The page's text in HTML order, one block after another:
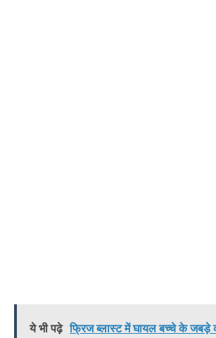
ये भी पढ़े फ्रिज ब्लास्ट में घायल बच्चे के जबड़े